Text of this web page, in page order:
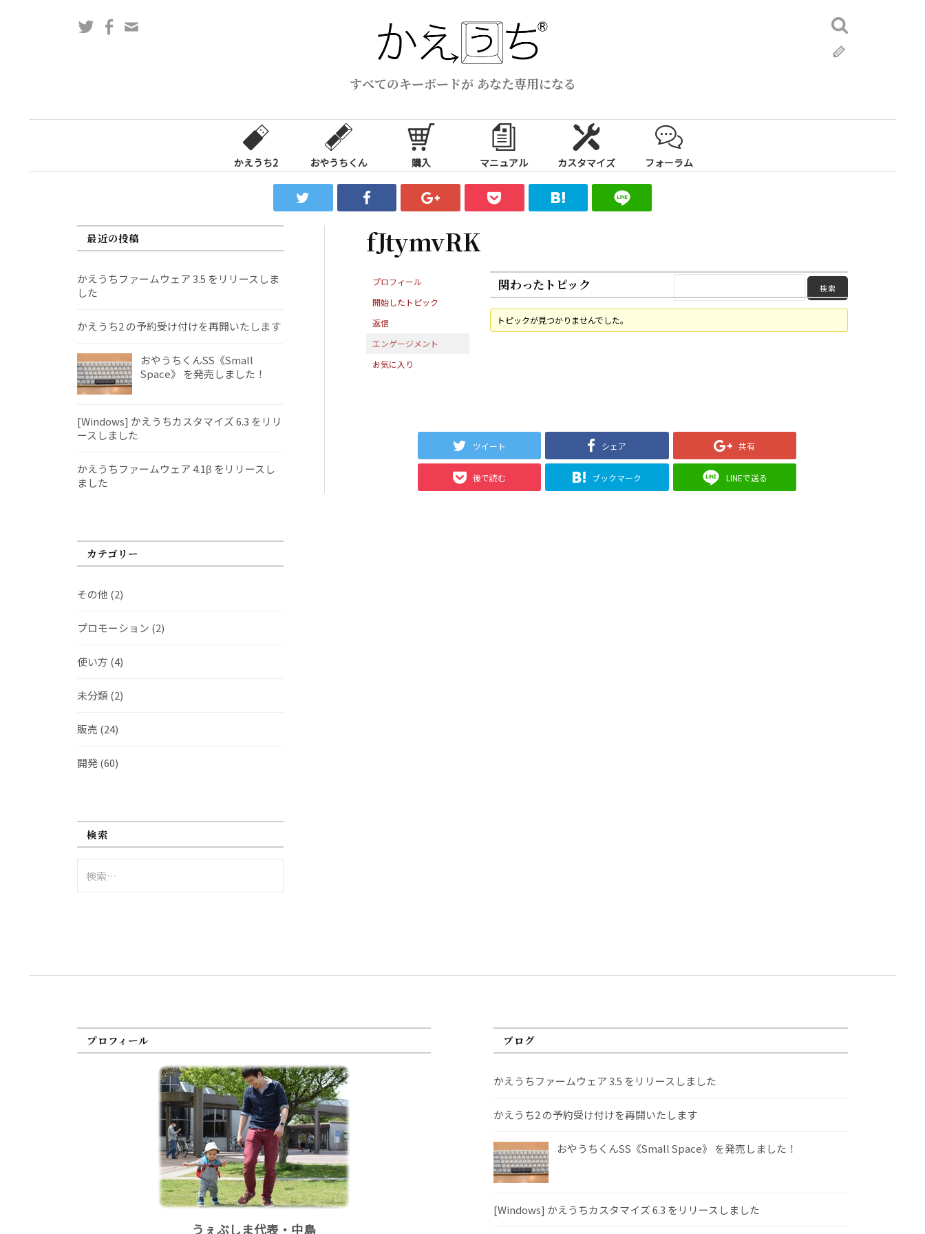
ス
すべてのキーボードが あなた専用になる
TwitterFacebook
検
索:
かえうち2 おやうちくん 購入 マニュアル カスタマイズ フォーラム
fJtymvRK
プロフィール
開始したトピック
返信
エンゲージメント
お気に入り
関わったトピック
トピックが見つかりませんでした。
ツイート シェア 共有
後で読む ブックマーク LINEで送る
最近の投稿
かえうちファームウェア 3.5 をリリースしま
した
かえうち2 の予約受け付けを再開いたします
おやうちくんSS《Small
Space》 を発売しました！
[Windows] かえうちカスタマイズ 6.3 をリリ
ースしました
かえうちファームウェア 4.1β をリリースし
ました
カテゴリー
その他 (2)
プロモーション (2)
使い方 (4)
未分類 (2)
販売 (24)
開発(60)
検索
索:
プロフィール
うぇぶしま代表・中島
ブログ
かえうちファームウェア 3.5 をリリースしました
かえうち2 の予約受け付けを再開いたします
おやうちくんSS《Small Space》 を発売しました！
[Windows] かえうちカスタマイズ 6.3 をリリースしました